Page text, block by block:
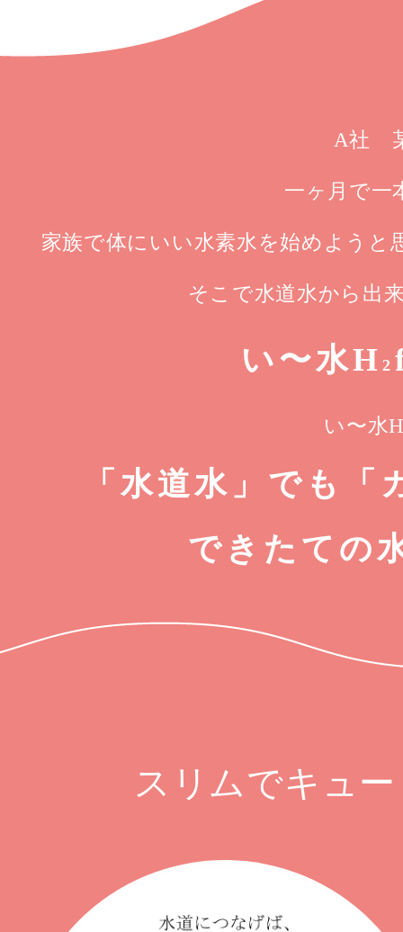
A社
一ヶ月で一
家族で体にいい水素水を始めよう
そこで水道水から出
い〜水H 2
い〜水
「水道水」でも
できたての
スリムでキュ